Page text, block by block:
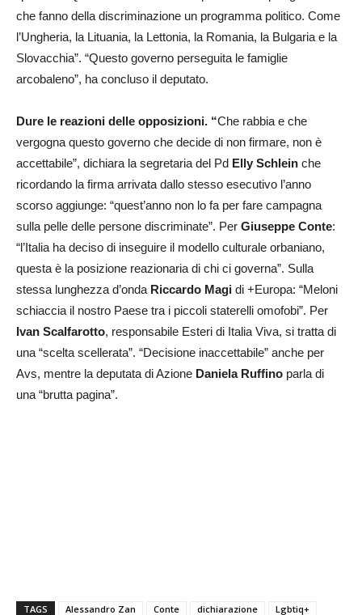
che fanno della discriminazione un programma politico. Come
l’Ungheria, la Lituania, la Lettonia, la Romania, la Bulgaria e la
Slovacchia”. “Questo governo perseguita le famiglie
arcobaleno”, ha concluso il deputato.
Dure le reazioni delle opposizioni. “Che rabbia e che
vergogna questo governo che decide di non firmare, non è
accettabile”, dichiara la segretaria del Pd Elly Schlein che
ricordando la firma arrivata dallo stesso esecutivo l’anno
scorso aggiunge: “quest’anno non lo fa per fare campagna
sulla pelle delle persone discriminate”. Per Giuseppe Conte:
“l’Italia ha deciso di inseguire il modello culturale orbaniano,
questa è la posizione reazionaria di chi ci governa”. Sulla
stessa lunghezza d’onda Riccardo Magi di +Europa: “Meloni
schiaccia il nostro Paese tra i piccoli staterelli omofobi”. Per
Ivan Scalfarotto, responsabile Esteri di Italia Viva, si tratta di
una “scelta scellerata”. “Decisione inaccettabile” anche per
Avs, mentre la deputata di Azione Daniela Ruffino parla di
una “brutta pagina”.
TAGS Alessandro Zan Conte dichiarazione
Lgbtiq+